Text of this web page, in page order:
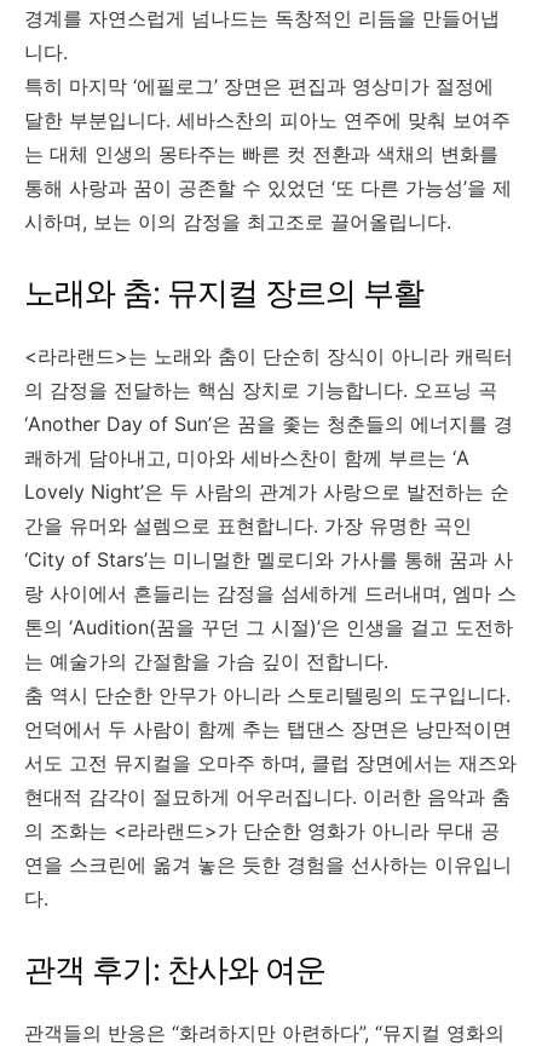
경계를 자연스럽게 넘나드는 독창적인 리듬을 만들어냅
니다.
특히 마지막 ‘에필로그’ 장면은 편집과 영상미가 절정에
달한 부분입니다. 세바스찬의 피아노 연주에 맞춰 보여주
는 대체 인생의 몽타주는 빠른 컷 전환과 색채의 변화를
통해 사랑과 꿈이 공존할 수 있었던 ‘또 다른 가능성’을 제
시하며, 보는 이의 감정을 최고조로 끌어올립니다.
노래와 춤: 뮤지컬 장르의 부활
<라라랜드>는 노래와 춤이 단순히 장식이 아니라 캐릭터
의 감정을 전달하는 핵심 장치로 기능합니다. 오프닝 곡
‘Another Day of Sun’은 꿈을 좇는 청춘들의 에너지를 경
쾌하게 담아내고, 미아와 세바스찬이 함께 부르는 ‘A
Lovely Night’은 두 사람의 관계가 사랑으로 발전하는 순
간을 유머와 설렘으로 표현합니다. 가장 유명한 곡인
‘City of Stars’는 미니멀한 멜로디와 가사를 통해 꿈과 사
랑 사이에서 흔들리는 감정을 섬세하게 드러내며, 엠마 스
톤의 ‘Audition(꿈을 꾸던 그 시절)’은 인생을 걸고 도전하
는 예술가의 간절함을 가슴 깊이 전합니다.
춤 역시 단순한 안무가 아니라 스토리텔링의 도구입니다.
언덕에서 두 사람이 함께 추는 탭댄스 장면은 낭만적이면
서도 고전 뮤지컬을 오마주 하며, 클럽 장면에서는 재즈와
현대적 감각이 절묘하게 어우러집니다. 이러한 음악과 춤
의 조화는 <라라랜드>가 단순한 영화가 아니라 무대 공
연을 스크린에 옮겨 놓은 듯한 경험을 선사하는 이유입니
다.
관객 후기: 찬사와 여운
관객들의 반응은 “화려하지만 아련하다”, “뮤지컬 영화의